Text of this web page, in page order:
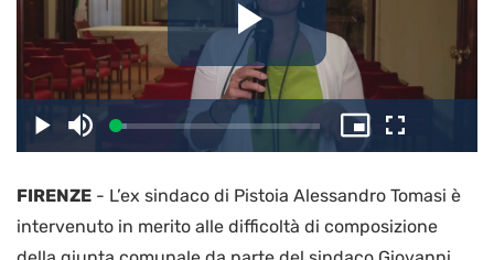
il
video
PlayDisattiva
l’audio
Caricato:
5.37%
Picture-
in-
Schermo
intero
FIRENZE - L’ex sindaco di Pistoia Alessandro Tomasi è
intervenuto in merito alle difficoltà di composizione